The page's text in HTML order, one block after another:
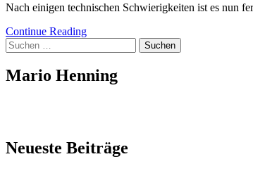
Nach einigen technischen Schwierigkeiten ist es nun
Continue Reading
Suchen
nach:
Mario Henning
Neueste Beiträge